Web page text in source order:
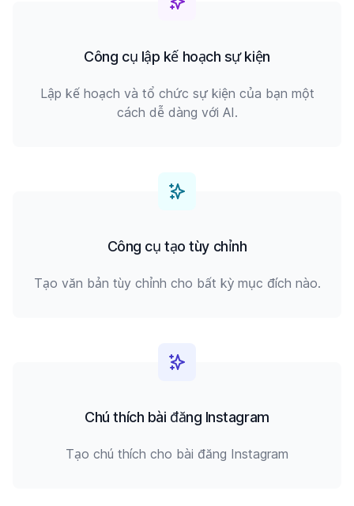
Công cụ lập kế hoạch sự kiện
Lập kế hoạch và tổ chức sự kiện của bạn một
cách dễ dàng với AI.
Công cụ tạo tùy chỉnh
Tạo văn bản tùy chỉnh cho bất kỳ mục đích nào.
Chú thích bài đăng Instagram
Tạo chú thích cho bài đăng Instagram